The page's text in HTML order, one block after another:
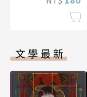
文學最新